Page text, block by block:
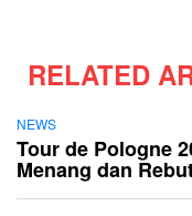
RELATED
NEWS
Tour de Pologne
Menang dan